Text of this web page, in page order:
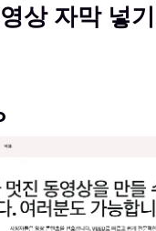
상 자막 넣